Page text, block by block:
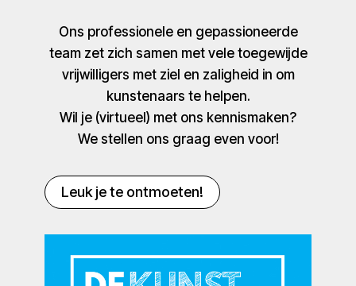
Ons professionele en gepassioneerde
team zet zich samen met vele toegewijde
vrijwilligers met ziel en zaligheid in om
kunstenaars te helpen.
Wil je (virtueel) met ons kennismaken?
We stellen ons graag even voor!
Leuk je te ontmoeten!